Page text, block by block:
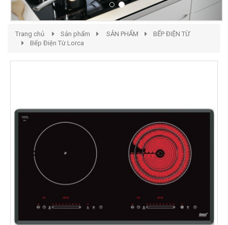
Trang chủ Sản phẩm SẢN PHẨM
BẾP ĐIỆN TỪ
Bếp Điện Từ Lorca